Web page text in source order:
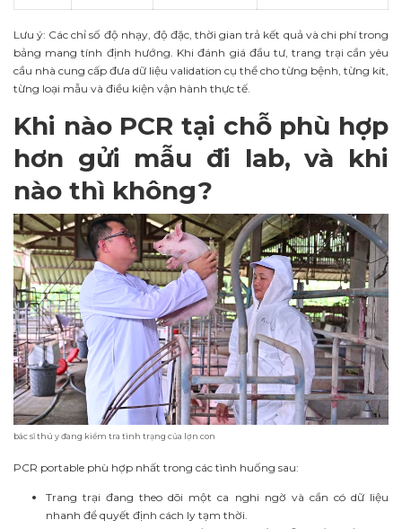
Lưu ý: Các chỉ số độ nhạy, độ đặc, thời gian trả kết quả và chi phí trong
bảng mang tính định hướng. Khi đánh giá đầu tư, trang trại cần yêu
cầu nhà cung cấp đưa dữ liệu validation cụ thể cho từng bệnh, từng kit,
từng loại mẫu và điều kiện vận hành thực tế.
Khi nào PCR tại chỗ phù hợp
hơn gửi mẫu đi lab, và khi
nào thì không?
bác sĩ thú y đang kiểm tra tình trạng của lợn con
PCR portable phù hợp nhất trong các tình huống sau:
Trang trại đang theo dõi một ca nghi ngờ và cần có dữ liệu
nhanh để quyết định cách ly tạm thời.